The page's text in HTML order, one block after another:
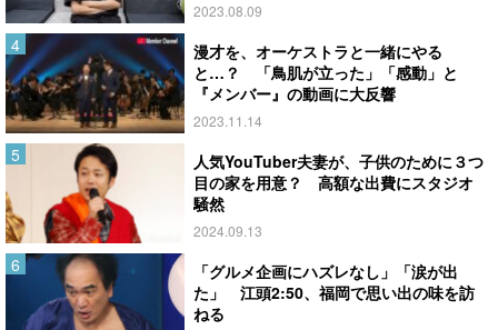
2023.08.09
漫才を、オーケストラと一緒にやる
と…？ 「鳥肌が立った」「感動」と
『メンバー』の動画に大反響
2023.11.14
人気YouTuber夫妻が、子供のために３つ
目の家を用意？ 高額な出費にスタジオ
騒然
2024.09.13
「グルメ企画にハズレなし」「涙が出
た」 江頭2:50、福岡で思い出の味を訪
ねる